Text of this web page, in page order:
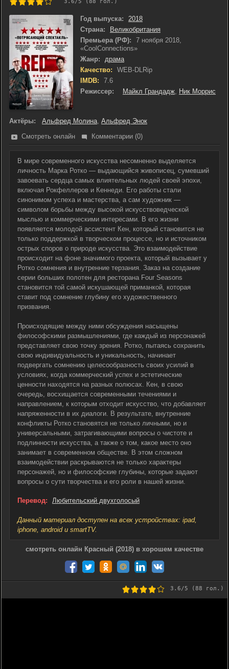
Год выпуска:
2018
Страна:
Великобритания
Премьера (РФ):
7 ноября 2018,
«CoolConnections»
Жанр:
драма
Качество:
WEB-DLRip
IMDB:
7.6
Режиссер:
Майкл Грандадж, Ник Моррис
Актёры: Альфред Молина, Альфред Энок
Смотреть онлайн
Комментарии (0)
В мире современного искусства несомненно выделяется
личность Марка Ротко — выдающийся живописец, сумевший
завоевать сердца самых влиятельных людей своей эпохи,
включая Рокфеллеров и Кеннеди. Его работы стали
синонимом успеха и мастерства, а сам художник —
символом борьбы между высокой искусствоведческой
мыслью и коммерческими интересами. В его жизни
появляется молодой ассистент Кен, который становится не
только поддержкой в творческом процессе, но и источником
острых споров о природе искусства. Это взаимодействие
происходит на фоне значимого проекта, который вызывает у
Ротко сомнения и внутренние терзания. Заказ на создание
серии больших полотен для ресторана Four Seasons
становится той самой искушающей приманкой, которая
ставит под сомнение глубину его художественного
призвания.
Происходящие между ними обсуждения насыщены
философскими размышлениями, где каждый из персонажей
представляет свою точку зрения. Ротко, пытаясь сохранить
свою индивидуальность и уникальность, начинает
подвергать сомнению целесообразность своих усилий в
условиях, когда коммерческий успех и эстетические
ценности находятся на разных полюсах. Кен, в свою
очередь, восхищается современными течениями и
направлением, к которым отходит искусство, что добавляет
напряженности в их диалоги. В результате, внутренние
конфликты Ротко становятся не только личными, но и
универсальными, затрагивающими вопросы о чистоте и
подлинности искусства, а также о том, какое место оно
занимает в современном обществе. В этом сложном
взаимодействии раскрываются не только характеры
персонажей, но и философские глубины, которые задают
вопросы о сути творчества и его роли в нашей жизни.
Перевод: Любительский двухголосый
Данный материал доступен на всех устройствах: ipad,
iphone, android и smartTV.
смотреть онлайн Красный (2018) в хорошем качестве
3.6/5 (88 гол.)